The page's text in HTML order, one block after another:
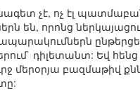
չէ, ոչ էլ
են, որոնց
դիլետանտ: Եվ
մերօրյա բազմաթիվ